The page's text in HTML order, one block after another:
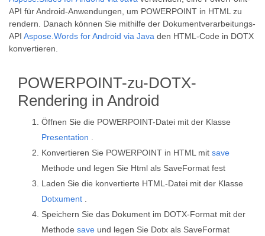
API für Android-Anwendungen, um POWERPOINT in HTML zu
rendern. Danach können Sie mithilfe der Dokumentverarbeitungs-
API Aspose.Words for Android via Java den HTML-Code in DOTX
konvertieren.
POWERPOINT-zu-DOTX-
Rendering in Android
Öffnen Sie die POWERPOINT-Datei mit der Klasse
Presentation
Konvertieren Sie POWERPOINT in HTML mit save
Methode und legen Sie Html als SaveFormat fest
Laden Sie die konvertierte HTML-Datei mit der Klasse
Dotxument
Speichern Sie das Dokument im DOTX-Format mit der
Methode save und legen Sie Dotx als SaveFormat